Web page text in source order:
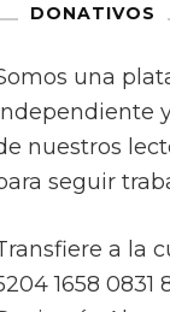
DONATIVOS
una
nuestros
seguir
a la
1658